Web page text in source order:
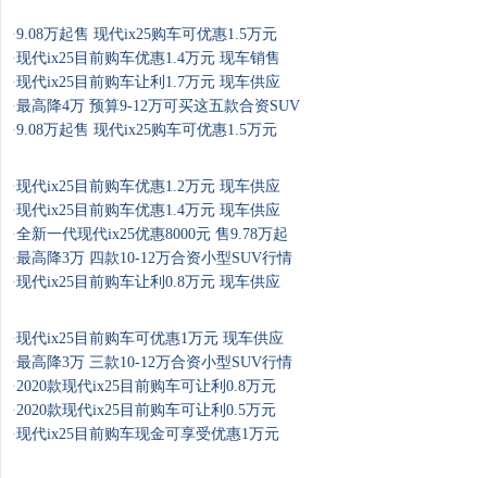
·9.08万起售 现代ix25购车可优惠1.5万元
·现代ix25目前购车优惠1.4万元 现车销售
·现代ix25目前购车让利1.7万元 现车供应
·最高降4万 预算9-12万可买这五款合资SUV
·9.08万起售 现代ix25购车可优惠1.5万元
·现代ix25目前购车优惠1.2万元 现车供应
·现代ix25目前购车优惠1.4万元 现车供应
·全新一代现代ix25优惠8000元 售9.78万起
·最高降3万 四款10-12万合资小型SUV行情
·现代ix25目前购车让利0.8万元 现车供应
·现代ix25目前购车可优惠1万元 现车供应
·最高降3万 三款10-12万合资小型SUV行情
·2020款现代ix25目前购车可让利0.8万元
·2020款现代ix25目前购车可让利0.5万元
·现代ix25目前购车现金可享受优惠1万元